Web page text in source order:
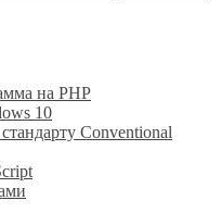
на PHP
10
Conventional